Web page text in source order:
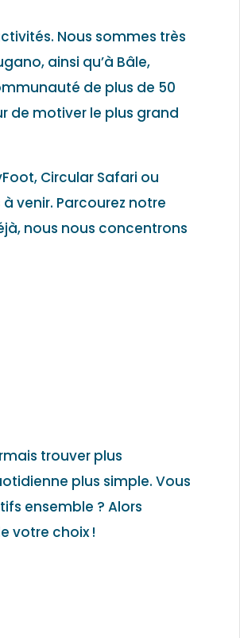
Nous sommes très
ainsi qu’à Bâle,
de plus de 50
de motiver le plus grand
Circular Safari ou
venir. Parcourez notre
nous nous concentrons
trouver plus
plus simple. Vous
ensemble ? Alors
votre choix !